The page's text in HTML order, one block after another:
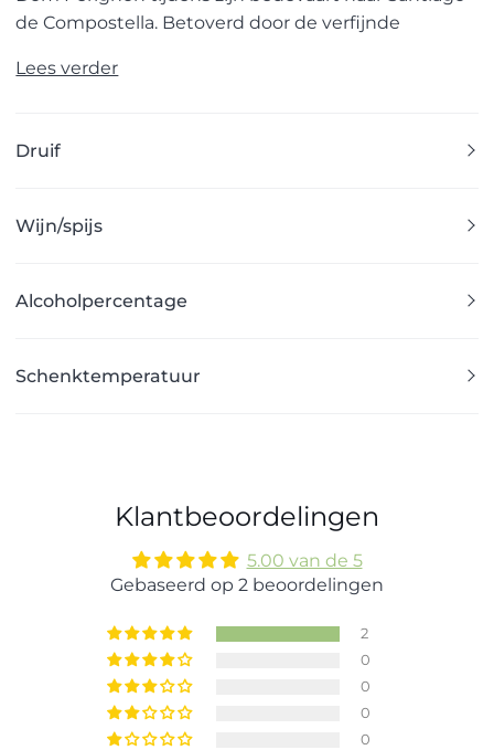
de Compostella. Betoverd door de verfijnde
Lees verder
Druif
Wijn/spijs
Alcoholpercentage
Schenktemperatuur
Klantbeoordelingen
5.00 van de 5
Gebaseerd op 2 beoordelingen
2
0
0
0
0